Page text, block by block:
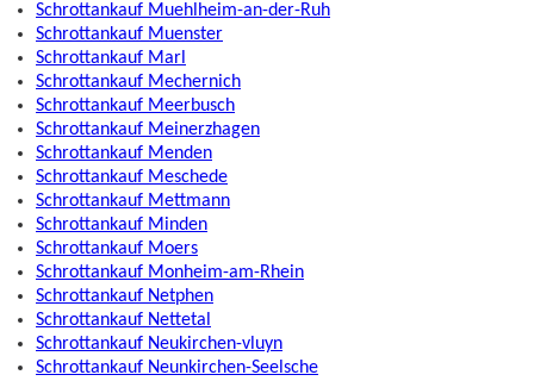
Schrottankauf Muehlheim-an-der-Ruh
Schrottankauf Muenster
Schrottankauf Marl
Schrottankauf Mechernich
Schrottankauf Meerbusch
Schrottankauf Meinerzhagen
Schrottankauf Menden
Schrottankauf Meschede
Schrottankauf Mettmann
Schrottankauf Minden
Schrottankauf Moers
Schrottankauf Monheim-am-Rhein
Schrottankauf Netphen
Schrottankauf Nettetal
Schrottankauf Neukirchen-vluyn
Schrottankauf Neunkirchen-Seelsche